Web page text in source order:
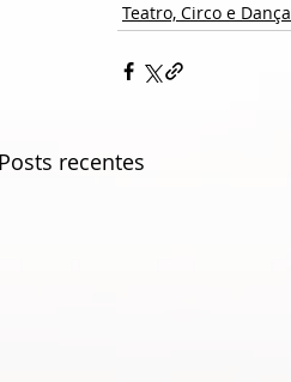
Teatro, Circo e Dança
recentes